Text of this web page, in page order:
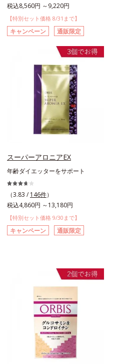
税込8,560円 ～9,220円
【特別セット価格 8/31まで】
キャンペーン 通販限定
スーパーアロニアEX
年齢ダイエッターをサポート
（3.83 / 146件）
税込4,860円 ～13,180円
【特別セット価格 9/30まで】
キャンペーン 通販限定